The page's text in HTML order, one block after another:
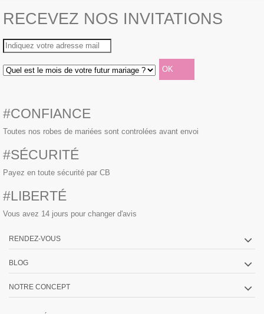
RECEVEZ NOS INVITATIONS
#CONFIANCE
Toutes nos robes de mariées sont controlées avant envoi
#SÉCURITÉ
Payez en toute sécurité par CB
#LIBERTÉ
Vous avez 14 jours pour changer d'avis
RENDEZ-VOUS
BLOG
NOTRE CONCEPT